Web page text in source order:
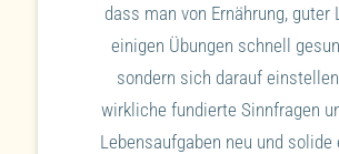
dass man von Ernährung, guter
einigen Übungen schnell
sondern sich darauf
wirkliche fundierte Sinnfragen
Lebensaufgaben neu und solide